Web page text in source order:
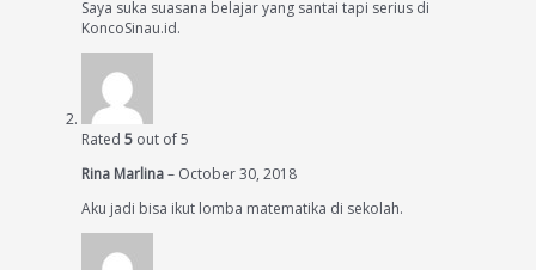
Saya suka suasana belajar yang santai tapi serius di
KoncoSinau.id.
Rated 5 out of 5
Rina Marlina– October 30, 2018
Aku jadi bisa ikut lomba matematika di sekolah.